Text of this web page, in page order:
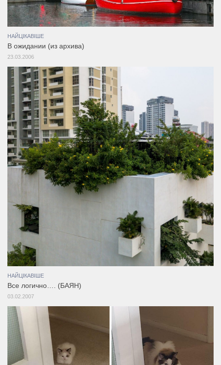
НАЙЦІКАВІШЕ
В ожидании (из архива)
23.03.2006
НАЙЦІКАВІШЕ
Все логично…. (БАЯН)
03.02.2007